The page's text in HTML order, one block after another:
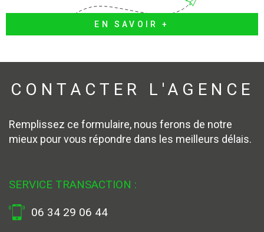
EN SAVOIR +
CONTACTER L'AGENCE
Remplissez ce formulaire, nous ferons de notre
mieux pour vous répondre dans les meilleurs délais.
SERVICE TRANSACTION :
06 34 29 06 44